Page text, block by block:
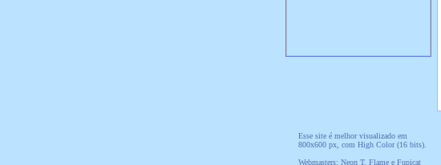
Esse site é melhor visualizado em
800x600 px, com High Color (16 bits).
Webmasters: Neon T. Flame e Fupicat